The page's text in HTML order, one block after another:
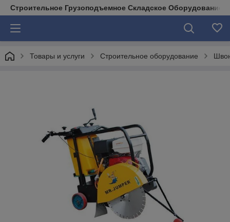
Строительное Грузоподъемное Складское Оборудование
Товары и услуги Строительное оборудование